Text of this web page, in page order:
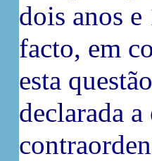
dois anos e
facto, em
esta
declarada